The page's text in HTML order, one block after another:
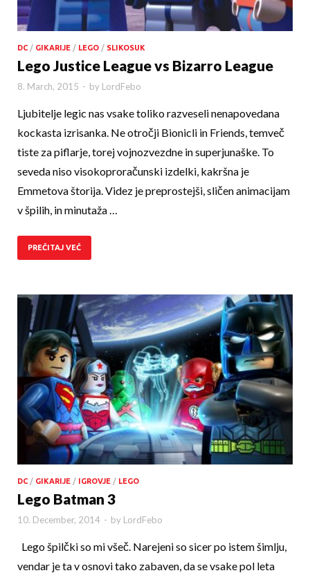
DC / GIKARIJE / LEGO / SLIKOSUK
Lego Justice League vs Bizarro League
8. March, 2015 - by LordFebo
Ljubitelje legic nas vsake toliko razveseli nenapovedana
kockasta izrisanka. Ne otročji Bionicli in Friends, temveč
tiste za piflarje, torej vojnozvezdne in superjunaške. To
seveda niso visokoproračuns­ki izdelki, kakršna je
Emmetova štorija. Videz je preprostejši, sličen animacijam
v špilih, in minutaža …
PREČITAJ VEČ
DC / GIKARIJE / IGROVJE / LEGO
Lego Batman 3
10. December, 2014 - by LordFebo
Lego špilčki so mi všeč. Narejeni so sicer po istem šimlju,
vendar je ta v osnovi tako zabaven, da se vsake pol leta